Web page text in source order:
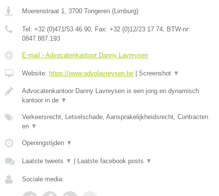
Moerenstraat 1 3700 Tongeren ( Limburg)
Tel: +32 (0)471/53 46 90 , Fax: +32 (0)12/23 17 74 , BTW-nr:
0847.887.193
E-mail › Advocatenkantoor Danny Lavreysen
Website: https://www.advolavreysen.be Screenshot ▼
Advocatenkantoor Danny Lavreysen is een jong en dynamisch
kantoor in de ▼
Verkeersrecht, Letselschade, Aansprakelijkheidsrecht, Contracten
en ▼
Openingstijden ▼
Laatste tweets ▼ Laatste facebook posts ▼
Sociale media: